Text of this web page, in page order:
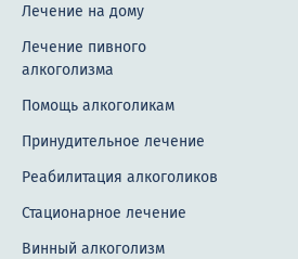
Лечение на дому
Лечение пивного
алкоголизма
Помощь алкоголикам
Принудительное лечение
Реабилитация алкоголиков
Стационарное лечение
Винный алкоголизм